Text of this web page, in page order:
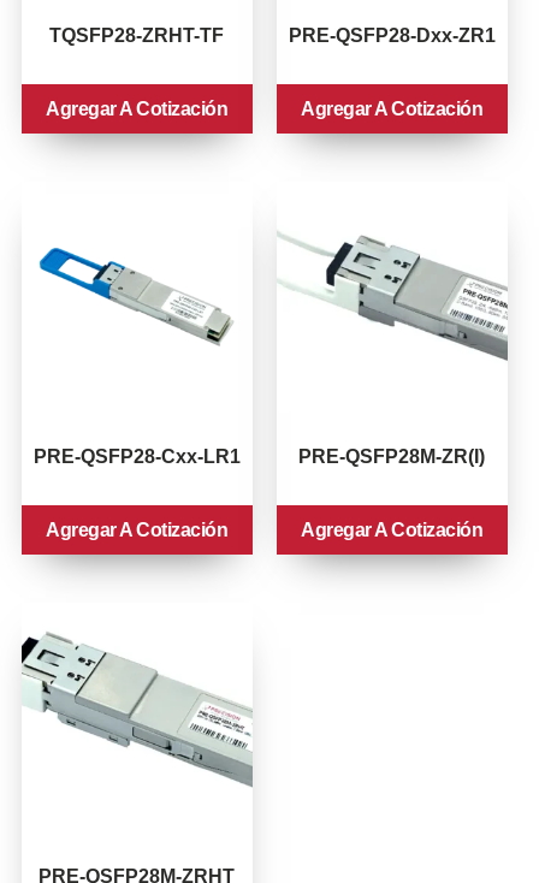
TQSFP28-ZRHT-TF
Agregar A Cotización
PRE-QSFP28-Dxx-ZR1
Agregar A Cotización
PRE-QSFP28-Cxx-LR1
Agregar A Cotización
PRE-QSFP28M-ZR(I)
Agregar A Cotización
PRE-QSFP28M-ZRHT